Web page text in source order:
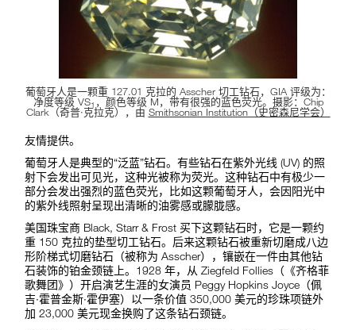
葡萄牙人是一颗重 127.01 克拉的 Asscher 切工钻石，GIA 评级为：
净度等级 VS1 ，颜色等级 M，带有很强的蓝色荧光。摄影：Chip
Clark（奇普·克拉克），由 Smithsonian Institution（史密森尼学会）
友情提供。
葡萄牙人是典型的“泛蓝”钻石。有些钻石在紫外光线 (UV) 的照
射下会发出可见光，这种光被称为荧光。这种钻石中有极少一
部分会发出强烈的蓝色荧光，比如这颗葡萄牙人，会因阳光中
的紫外线照射呈现出清晰的油雾感或朦胧感。
美国珠宝商 Black, Starr & Frost 买下这颗钻石时，它是一颗约
重 150 克拉的垫型切工钻石。后来这颗钻石被重新切磨成八边
形阶梯式切磨钻石（被称为 Asscher），镶嵌在一件由其他钻
石装饰的铂金颈链上。1928 年，从 Ziegfeld Follies（《齐格菲
歌舞团》）开启演艺生涯的女演员 Peggy Hopkins Joyce（佩
吉·霍普金斯·霍伊塞）以一条价值 350,000 美元的珍珠项链外
加 23,000 美元现金换购了这条钻石颈链。